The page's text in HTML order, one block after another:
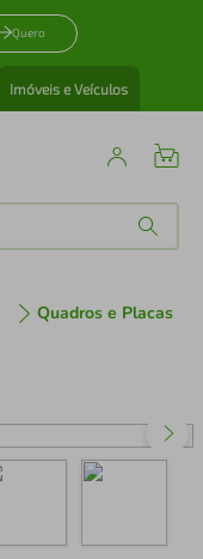
Quero
Imóveis e Veículos
Quadros e Placas